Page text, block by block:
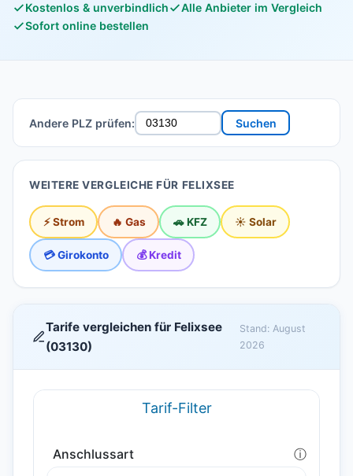
Kostenlos & unverbindlich
Alle Anbieter im Vergleich
Sofort online bestellen
Andere PLZ prüfen: Suchen
WEITERE VERGLEICHE FÜR FELIXSEE
⚡ Strom 🔥 Gas 🚗 KFZ ☀️ Solar
💳 Girokonto 💰 Kredit
Tarife vergleichen für Felixsee
(03130)
Stand: August
2026